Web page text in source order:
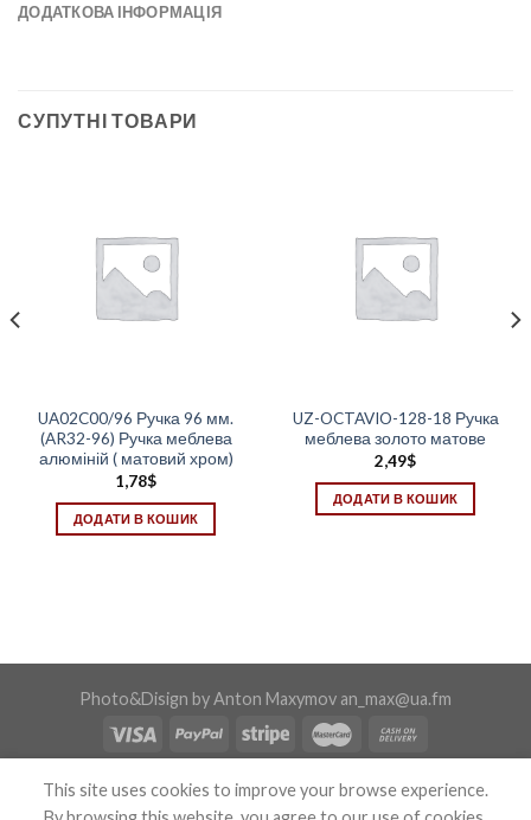
ДОДАТКОВА ІНФОРМАЦІЯ
СУПУТНІ ТОВАРИ
UA02C00/96 Ручка 96 мм.
(AR32-96) Ручка меблева
алюміній ( матовий хром)
1,78$
ДОДАТИ В КОШИК
UZ-OCTAVIO-128-18 Ручка
меблева золото матове
2,49$
ДОДАТИ В КОШИК
Photo&Disign by Anton Maxymov an_max@ua.fm
This site uses cookies to improve your browse experience.